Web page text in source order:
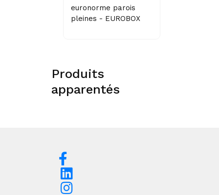
euronorme parois
pleines - EUROBOX
Produits
apparentés